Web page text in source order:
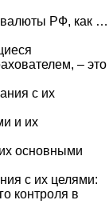
РФ, как …
– это
с их
и их
основными
с их целями:
контроля в